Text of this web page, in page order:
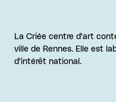
La Criée centre d'art
ville de Rennes. Elle est
d'intérêt national.